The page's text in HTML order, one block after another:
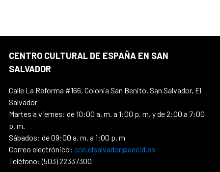
CENTRO CULTURAL DE ESPAÑA EN SAN
SALVADOR
Calle La Reforma #166, Colonia San Benito, San Salvador, El
Salvador
Martes a viernes: de 10:00 a. m. a 1:00 p. m. y de 2:00 a 7:00
p. m.
Sábados: de 09:00 a. m. a 1:00 p. m
Correo electrónico: cce.elsalvador@aecid.es
Teléfono: (503) 22337300